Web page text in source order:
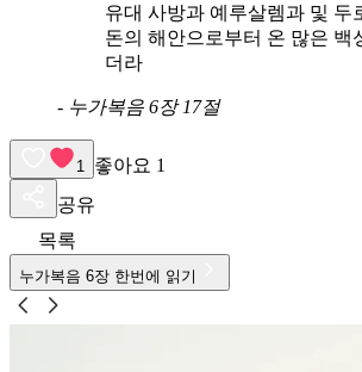
유대 사방과 예루살렘과 및 두
돈의 해안으로부터 온 많은 백
더라
- 누가복음 6장 17절
1 좋아요 1
공유
목록
누가복음 6장 한번에 읽기